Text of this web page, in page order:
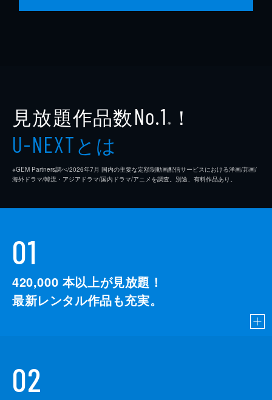
見放題作品数No.1 ※ ！
U-NEXTとは
※GEM Partners調べ/2026年7⽉ 国内の主要な定額制動画配信サービスにおける洋画/邦画/
海外ドラマ/韓流・アジアドラマ/国内ドラマ/アニメを調査。別途、有料作品あり。
01
420,000 本以上が見放題！
最新レンタル作品も充実。
02